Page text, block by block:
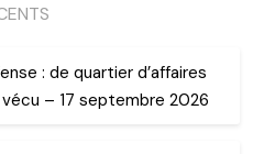
: de quartier d’affaires
– 17 septembre 2026